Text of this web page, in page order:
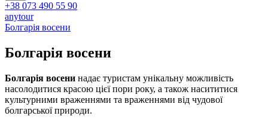
+38 073 490 55 90
anytour
Болгарія восени
Болгарія восени
Болгарія восени надає туристам унікальну можливість
насолодитися красою цієї пори року, а також насититися
культурними враженнями та враженнями від чудової
болгарської природи.